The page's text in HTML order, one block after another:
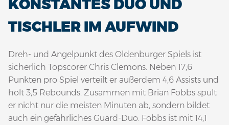
KONSTANTES DUO UND
TISCHLER IM AUFWIND
Dreh- und Angelpunkt des Oldenburger Spiels ist
sicherlich Topscorer Chris Clemons. Neben 17,6
Punkten pro Spiel verteilt er außerdem 4,6 Assists und
holt 3,5 Rebounds. Zusammen mit Brian Fobbs spult
er nicht nur die meisten Minuten ab, sondern bildet
auch ein gefährliches Guard-Duo. Fobbs ist mit 14,1